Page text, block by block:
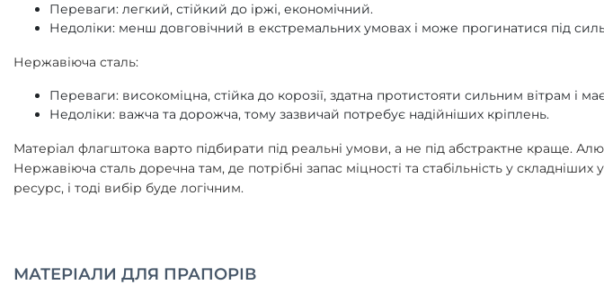
Переваги: легкий, стійкий до іржі, економічний.
Недоліки: менш довговічний в екстремальних умовах і може прогинатися під
Нержавіюча сталь:
Переваги: високоміцна, стійка до корозії, здатна протистояти сильним вітрам і
Недоліки: важча та дорожча, тому зазвичай потребує надійніших кріплень.
Матеріал флагштока варто підбирати під реальні умови, а не під абстрактне краще.
Нержавіюча сталь доречна там, де потрібні запас міцності та стабільність у
ресурс, і тоді вибір буде логічним.
МАТЕРІАЛИ ДЛЯ ПРАПОРІВ